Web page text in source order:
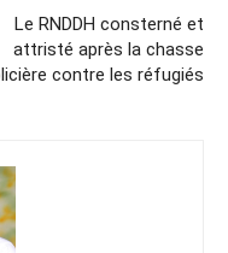
Le RNDDH consterné et
attristé après la chasse
contre les réfugiés